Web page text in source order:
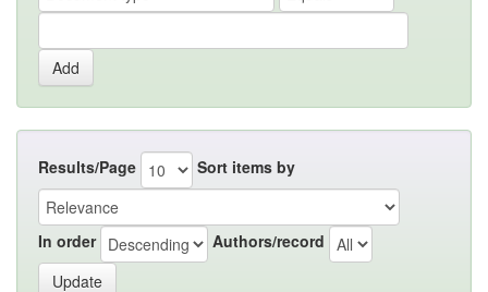
Results/Page Sort items by
In order Authors/record